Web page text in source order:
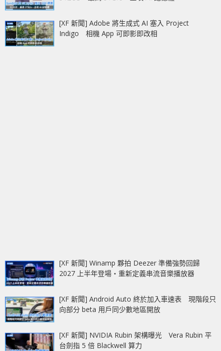
[XF 新聞] Adobe 將生成式 AI 塞入 Project
Indigo 相機 App 可即影即改相
[XF 新聞] Winamp 夥拍 Deezer 準備強勢回歸
2027 上半年登場‧重新定義串流音樂播放器
[XF 新聞] Android Auto 終於加入車速表 現階段只
向部分 beta 用戶同少數地區開放
[XF 新聞] NVIDIA Rubin 架構曝光 Vera Rubin 平
台劍指 5 倍 Blackwell 算力